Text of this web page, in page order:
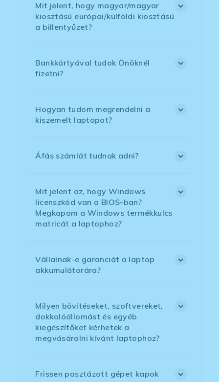
Mit jelent, hogy magyar/magyar
kiosztású európai/külföldi kiosztású
a billentyűzet?
Bankkártyával tudok Önöknél
fizetni?
Hogyan tudom megrendelni a
kiszemelt laptopot?
Áfás számlát tudnak adni?
Mit jelent az, hogy Windows
licenszkód van a BIOS-ban?
Megkapom a Windows termékkulcs
matricát a laptophoz?
Vállalnak-e garanciát a laptop
akkumulátorára?
Milyen bővítéseket, szoftvereket,
dokkolóállomást és egyéb
kiegészítőket kérhetek a
megvásárolni kívánt laptophoz?
Frissen pasztázott gépet kapok